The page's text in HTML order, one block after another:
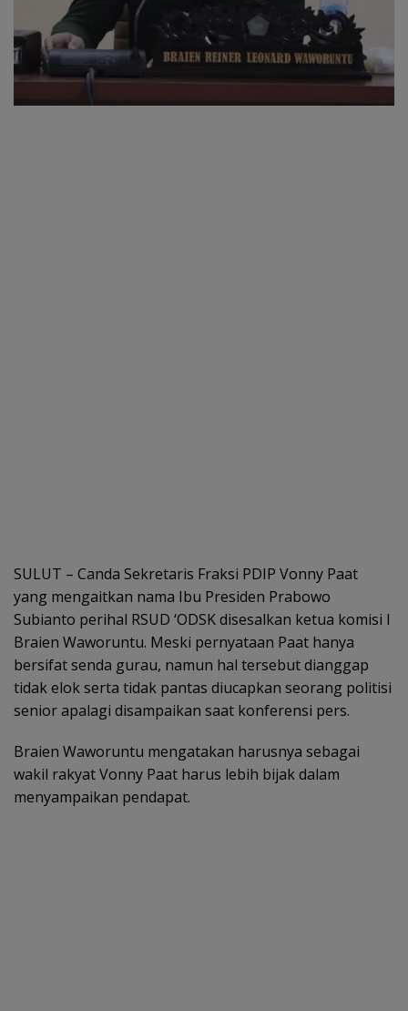
SULUT – Canda Sekretaris Fraksi PDIP Vonny Paat
yang mengaitkan nama Ibu Presiden Prabowo
Subianto perihal RSUD ‘ODSK disesalkan ketua komisi I
Braien Waworuntu. Meski pernyataan Paat hanya
bersifat senda gurau, namun hal tersebut dianggap
tidak elok serta tidak pantas diucapkan seorang politisi
senior apalagi disampaikan saat konferensi pers.
Braien Waworuntu mengatakan harusnya sebagai
wakil rakyat Vonny Paat harus lebih bijak dalam
menyampaikan pendapat.